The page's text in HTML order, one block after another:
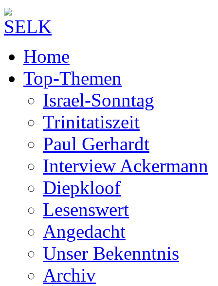
Home
Top-Themen
Israel-Sonntag
Trinitatiszeit
Paul Gerhardt
Interview Ackermann
Diepkloof
Lesenswert
Angedacht
Unser Bekenntnis
Archiv